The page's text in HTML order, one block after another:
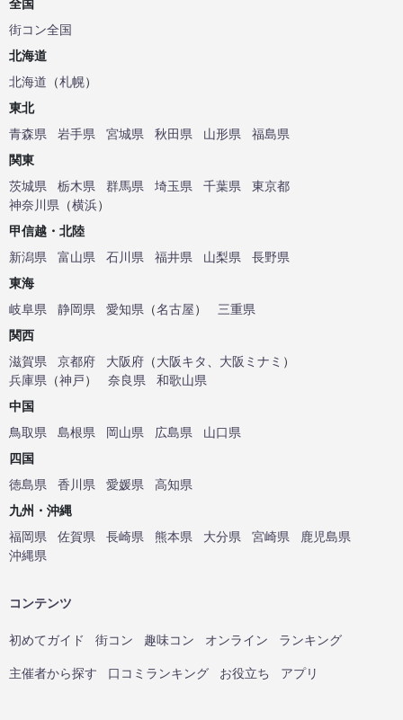
全国
街コン全国
北海道
北海道 （札幌）
東北
青森県
岩手県 宮城県 秋田県 山形県
福島県
関東
茨城県
栃木県 群馬県 埼玉県 千葉県
東京都
神奈川県 （横浜）
甲信越・北陸
新潟県
富山県 石川県 福井県 山梨県
長野県
東海
岐阜県
静岡県 愛知県 （名古屋）
三重県
関西
滋賀県
京都府 大阪府 （大阪キタ 大阪ミナミ ）
兵庫県 （神戸） 奈良県
和歌山県
中国
鳥取県
島根県 岡山県 広島県
山口県
四国
徳島県
香川県 愛媛県
高知県
九州・沖縄
福岡県
佐賀県 長崎県 熊本県 大分県 宮崎県
鹿児島県
沖縄県
コンテンツ
初めてガイド 街コン 趣味コン オンライン ランキング
主催者から探す 口コミランキング お役立ち アプリ